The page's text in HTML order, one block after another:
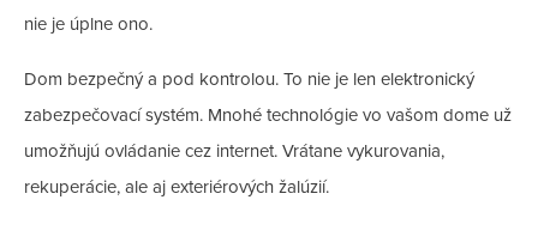
nie je úplne ono.
Dom bezpečný a pod kontrolou. To nie je len elektronický
zabezpečovací systém. Mnohé technológie vo vašom dome už
umožňujú ovládanie cez internet. Vrátane vykurovania,
rekuperácie, ale aj exteriérových žalúzií.